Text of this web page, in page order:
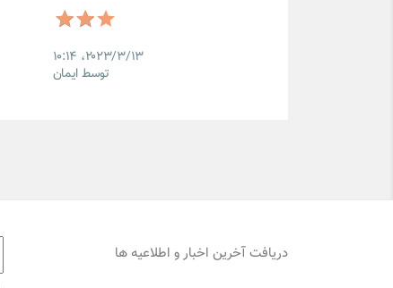
۲۰۲۳/۳/۱۳،‏ ۱۰:۱۴
توسط ایمان
دریافت آخرین اخبار و اطلاعیه ها